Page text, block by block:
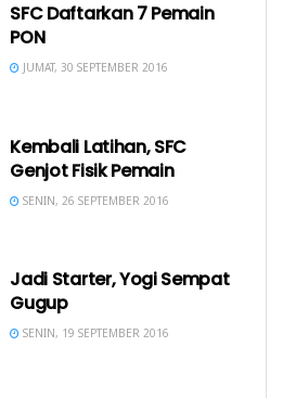
SFC Daftarkan 7 Pemain
PON
JUMAT, 30 SEPTEMBER 2016
Kembali Latihan, SFC
Genjot Fisik Pemain
SENIN, 26 SEPTEMBER 2016
Jadi Starter, Yogi Sempat
Gugup
SENIN, 19 SEPTEMBER 2016